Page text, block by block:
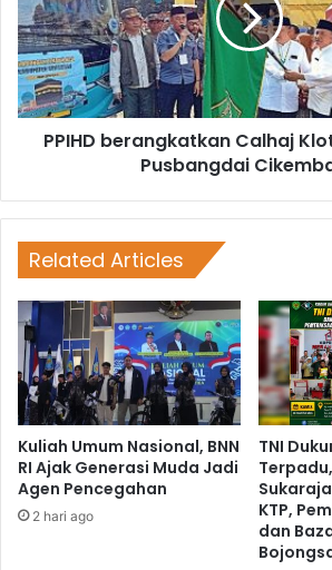
PPIHD berangkatkan Calhaj
Pusbangdai
Related Articles
Kuliah Umum Nasional, BNN
RI Ajak Generasi Muda Jadi
Agen Pencegahan
2 hari ago
TNI
KTP,
dan